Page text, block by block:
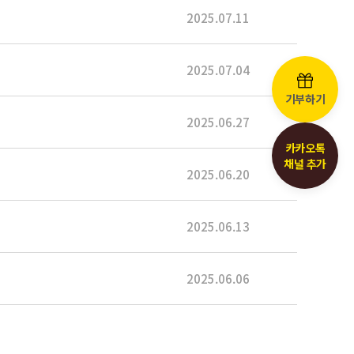
2025.07.11
2025.07.04
2025.06.27
2025.06.20
2025.06.13
2025.06.06
기부하기
카카오톡
채널 추가